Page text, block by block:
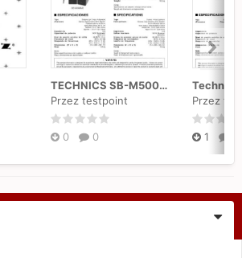
TECHNICS SB-M500M2 Service Manual
Przez testpoint
0 0
Przez
1